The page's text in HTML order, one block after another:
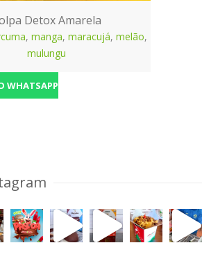
Detox Amarela
, manga, maracujá, melão,
mulungu
WHATSAPP